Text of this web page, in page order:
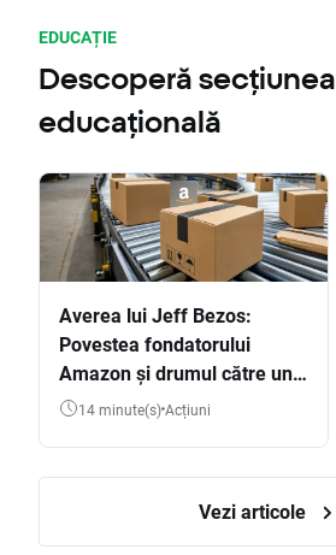
EDUCAȚIE
Descoperă secțiunea
educațională
Averea lui Jeff Bezos:
Povestea fondatorului
Amazon și drumul către una
dintre cele mai mari averi
14 minute(s) Acțiuni
Vezi articole